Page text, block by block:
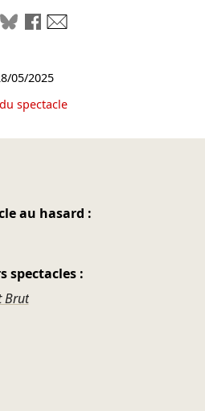
le liensur LinkedIn
Partager sur Mastodon
Partager sur Bluesky
Partager sur Facebook
05/2025
spectacle
au hasard :
spectacles :
Brut